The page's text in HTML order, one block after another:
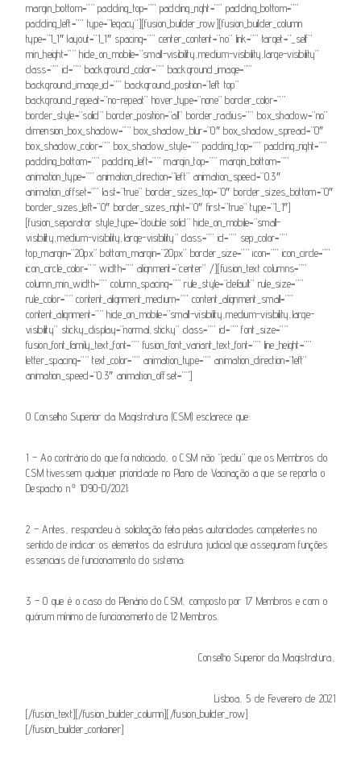
margin_bottom=”” padding_top=”” padding_right=”” padding_bottom=””
padding_left=”” type=”legacy”][fusion_builder_row][fusion_builder_column
type=”1_1″ layout=”1_1″ spacing=”” center_content=”no” link=”” target=”_self”
min_height=”” hide_on_mobile=”small-visibility,medium-visibility,large-visibility”
class=”” id=”” background_color=”” background_image=””
background_image_id=”” background_position=”left top”
background_repeat=”no-repeat” hover_type=”none” border_color=””
border_style=”solid” border_position=”all” border_radius=”” box_shadow=”no”
dimension_box_shadow=”” box_shadow_blur=”0″ box_shadow_spread=”0″
box_shadow_color=”” box_shadow_style=”” padding_top=”” padding_right=””
padding_bottom=”” padding_left=”” margin_top=”” margin_bottom=””
animation_type=”” animation_direction=”left” animation_speed=”0.3″
animation_offset=”” last=”true” border_sizes_top=”0″ border_sizes_bottom=”0″
border_sizes_left=”0″ border_sizes_right=”0″ first=”true” type=”1_1″]
[fusion_separator style_type=”double solid” hide_on_mobile=”small-
visibility,medium-visibility,large-visibility” class=”” id=”” sep_color=””
top_margin=”20px” bottom_margin=”20px” border_size=”” icon=”” icon_circle=””
icon_circle_color=”” width=”” alignment=”center” /][fusion_text columns=””
column_min_width=”” column_spacing=”” rule_style=”default” rule_size=””
rule_color=”” content_alignment_medium=”” content_alignment_small=””
content_alignment=”” hide_on_mobile=”small-visibility,medium-visibility,large-
visibility” sticky_display=”normal,sticky” class=”” id=”” font_size=””
fusion_font_family_text_font=”” fusion_font_variant_text_font=”” line_height=””
letter_spacing=”” text_color=”” animation_type=”” animation_direction=”left”
animation_speed=”0.3″ animation_offset=””]
O Conselho Superior da Magistratura (CSM) esclarece que:
1 – Ao contrário do que foi noticiado, o CSM não “pediu” que os Membros do
CSM tivessem qualquer prioridade no Plano de Vacinação a que se reporta o
Despacho n.º 1090-D/2021;
2 – Antes, respondeu à solicitação feita pelas autoridades competentes no
sentido de indicar os elementos da estrutura judicial que asseguram funções
essenciais de funcionamento do sistema;
3 – O que é o caso do Plenário do CSM, composto por 17 Membros e com o
quórum mínimo de funcionamento de 12 Membros.
Conselho Superior da Magistratura,
Lisboa, 5 de Fevereiro de 2021
[/fusion_text][/fusion_builder_column][/fusion_builder_row]
[/fusion_builder_container]